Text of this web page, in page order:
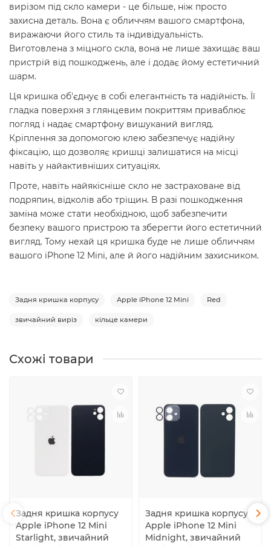
вирізом під скло камери - це більше, ніж просто
захисна деталь. Вона є обличчям вашого смартфона,
виражаючи його стиль та індивідуальність.
Виготовлена з міцного скла, вона не лише захищає ваш
пристрій від пошкоджень, але і додає йому естетичний
шарм.
Ця кришка об'єднує в собі елегантність та надійність. Її
гладка поверхня з глянцевим покриттям приваблює
погляд і надає смартфону вишуканий вигляд.
Кріплення за допомогою клею забезпечує надійну
фіксацію, що дозволяє кришці залишатися на місці
навіть у найактивніших ситуаціях.
Проте, навіть найякісніше скло не застраховане від
подряпин, відколів або тріщин. В разі пошкодження
заміна може стати необхідною, щоб забезпечити
безпеку вашого пристрою та зберегти його естетичний
вигляд. Тому нехай ця кришка буде не лише обличчям
вашого iPhone 12 Mini, але й його надійним захисником.
Задня кришка корпусу Apple iPhone 12 Mini Red
звичайний виріз кільце камери
Схожі товари
Задня кришка корпусу
Apple iPhone 12 Mini
Starlight, звичайний
Задня кришка корпусу
Apple iPhone 12 Mini
Midnight, звичайний